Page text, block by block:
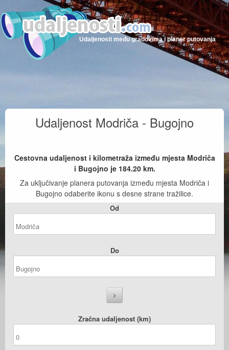
Udaljenosti među gradovima i planer putovanja
Udaljenost Modriča - Bugojno
Cestovna udaljenost i kilometraža između mjesta Modriča
i Bugojno je 184.20km.
Za uključivanje planera putovanja između mjesta Modriča i
Bugojno odaberite ikonu s desne strane tražilice.
Od
Do
Zračna udaljenost (km)